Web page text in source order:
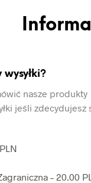
nasze produkty
jeśli zdecydujesz
– 20.00